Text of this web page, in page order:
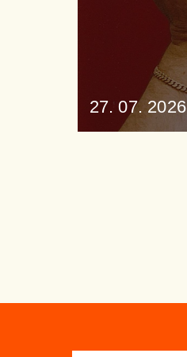
27. 07. 2026